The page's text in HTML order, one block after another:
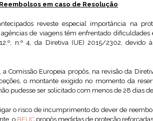
em caso de Resolução
reveste especial importância na
de viagens têm enfrentado
n.º 4, da Diretiva (UE) 2015/2302,
Comissão Europeia propôs, na revisão da
o montante exigido no momento da
pudesse ser solicitado com menos de 28 dias
o risco de incumprimento do dever de
o BEUC propôs medidas de proteção